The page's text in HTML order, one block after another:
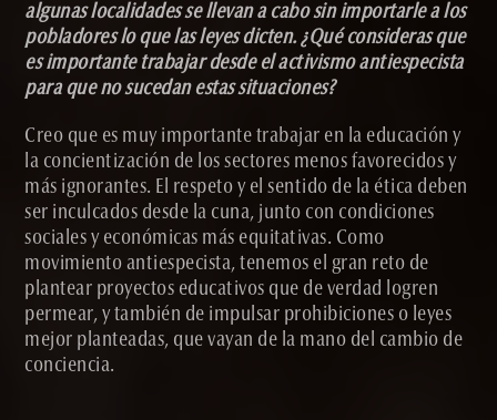
algunas localidades se llevan a cabo sin importarle a los
pobladores lo que las leyes dicten. ¿Qué consideras que
es importante trabajar desde el activismo antiespecista
para que no sucedan estas situaciones?
Creo que es muy importante trabajar en la educación y
la concientización de los sectores menos favorecidos y
más ignorantes. El respeto y el sentido de la ética deben
ser inculcados desde la cuna, junto con condiciones
sociales y económicas más equitativas. Como
movimiento antiespecista, tenemos el gran reto de
plantear proyectos educativos que de verdad logren
permear, y también de impulsar prohibiciones o leyes
mejor planteadas, que vayan de la mano del cambio de
conciencia.